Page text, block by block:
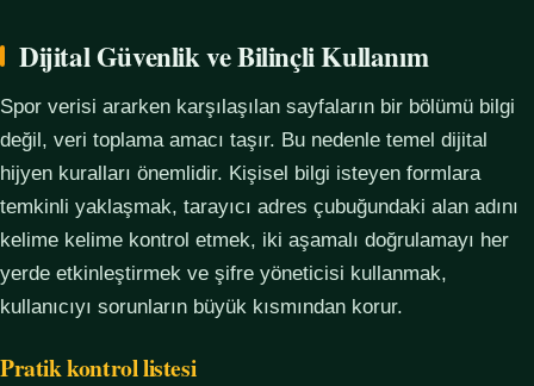
Dijital Güvenlik ve Bilinçli Kullanım
Spor verisi ararken karşılaşılan sayfaların bir bölümü bilgi
değil, veri toplama amacı taşır. Bu nedenle temel dijital
hijyen kuralları önemlidir. Kişisel bilgi isteyen formlara
temkinli yaklaşmak, tarayıcı adres çubuğundaki alan adını
kelime kelime kontrol etmek, iki aşamalı doğrulamayı her
yerde etkinleştirmek ve şifre yöneticisi kullanmak,
kullanıcıyı sorunların büyük kısmından korur.
Pratik kontrol listesi